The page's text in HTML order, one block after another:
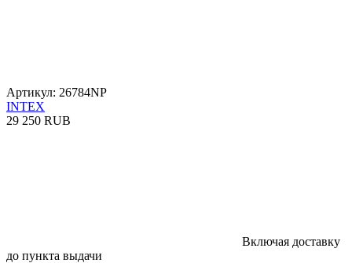
Артикул: 26784NP
INTEX
29 250 RUB
Включая доставку
до пункта выдачи